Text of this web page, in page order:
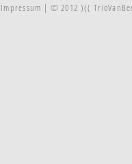
Impressum | © 2012 )((